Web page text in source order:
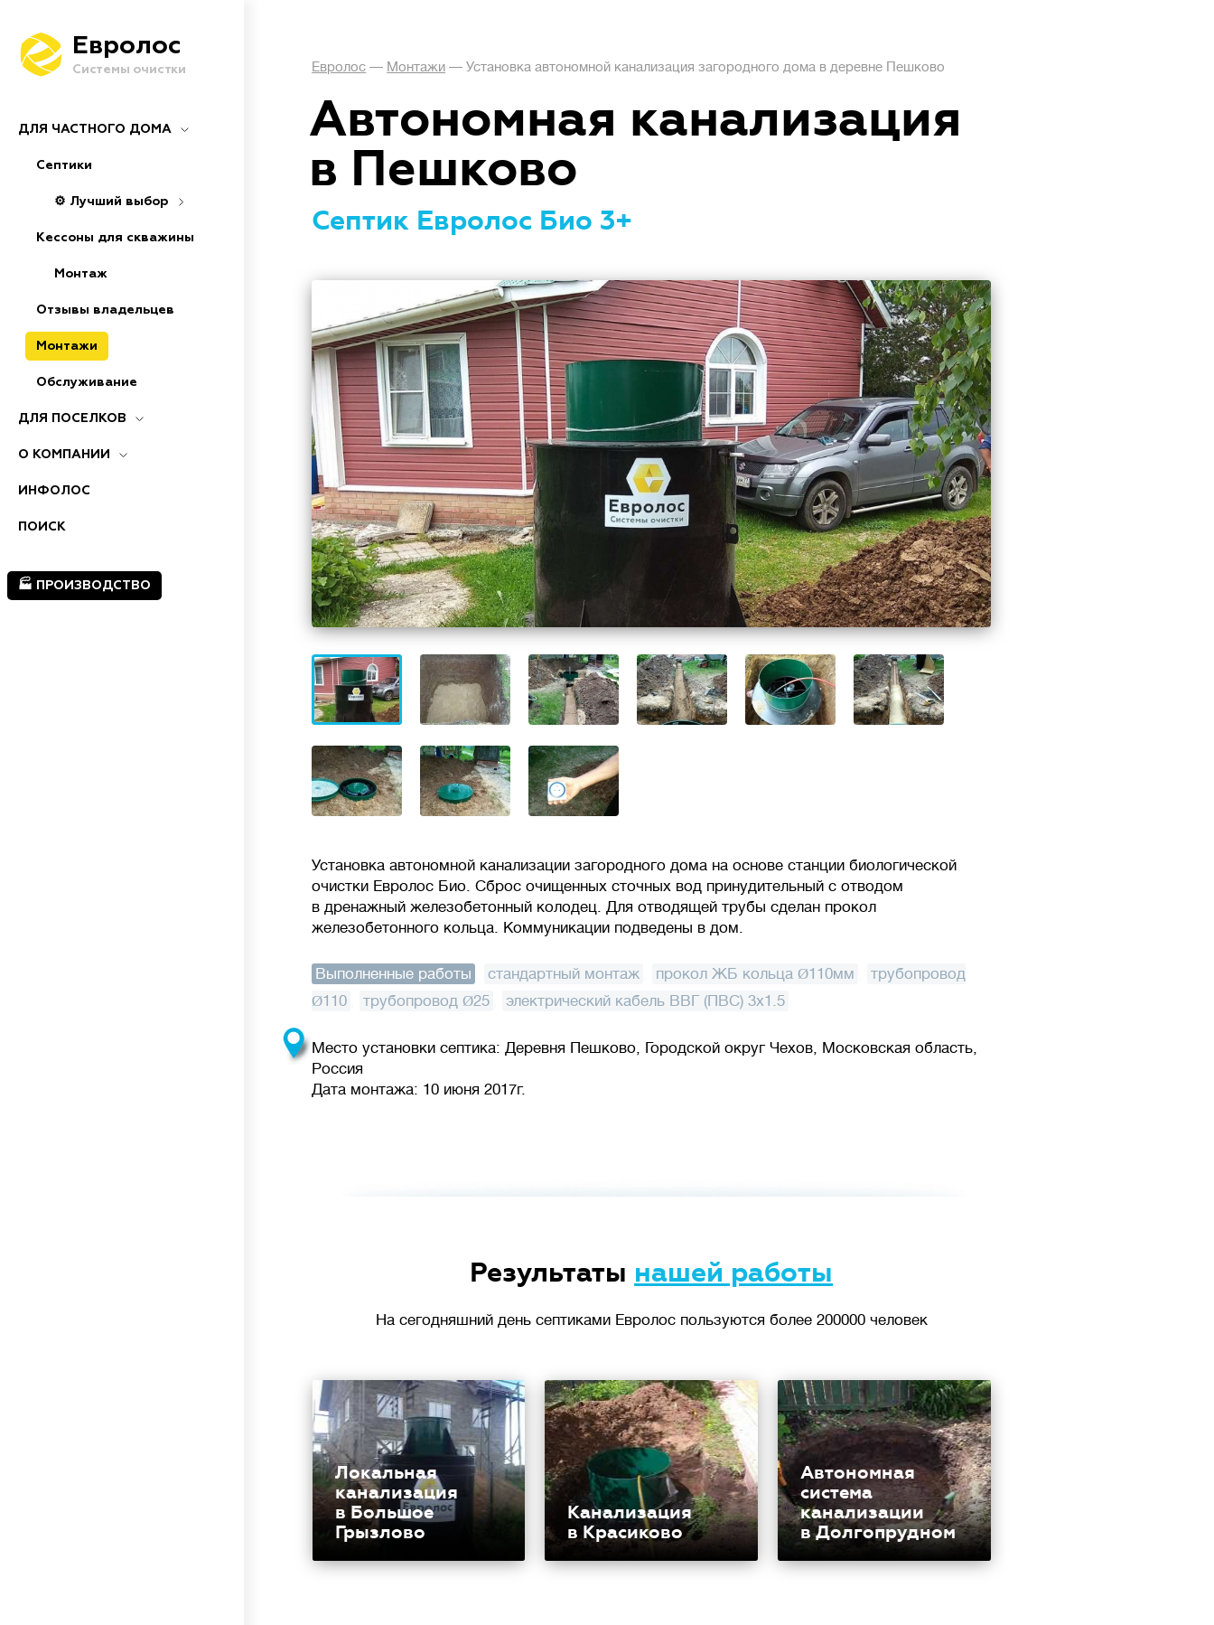
Евролос
Системы очистки
ДЛЯ ЧАСТНОГО ДОМА
Септики
⚙️ Лучший выбор
Кессоны для скважины
Монтаж
Отзывы владельцев
Монтажи
Обслуживание
ДЛЯ ПОСЕЛКОВ
О КОМПАНИИ
ИНФОЛОС
ПОИСК
🏭 ПРОИЗВОДСТВО
Евролос — Монтажи —Установка автономной канализация загородного дома в деревне Пешково
Автономная канализация
в Пешково
Септик Евролос Био 3+
Установка автономной канализации загородного дома на основе станции биологической
очистки Евролос Био. Сброс очищенных сточных вод принудительный с отводом
в дренажный железобетонный колодец. Для отводящей трубы сделан прокол
железобетонного кольца. Коммуникации подведены в дом.
Выполненные работы стандартный монтаж прокол ЖБ кольца Ø110мм
трубопровод
Ø110
трубопровод Ø25 электрический кабель ВВГ (ПВС) 3x1.5
Место установки септика: Деревня Пешково, Городской округ Чехов, Московская область,
Россия
Дата монтажа: 10 июня 2017г.
Результаты нашей работы
На сегодняшний день септиками Евролос пользуются более 200000 человек
Локальная
канализация
в Большое
Грызлово
Канализация
в Красиково
Автономная
система
канализации
в Долгопрудном